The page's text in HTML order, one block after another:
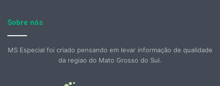
Sobre nós
MS Especial foi criado pensando em levar informação de qualidade
da regiao do Mato Grosso do Sul.